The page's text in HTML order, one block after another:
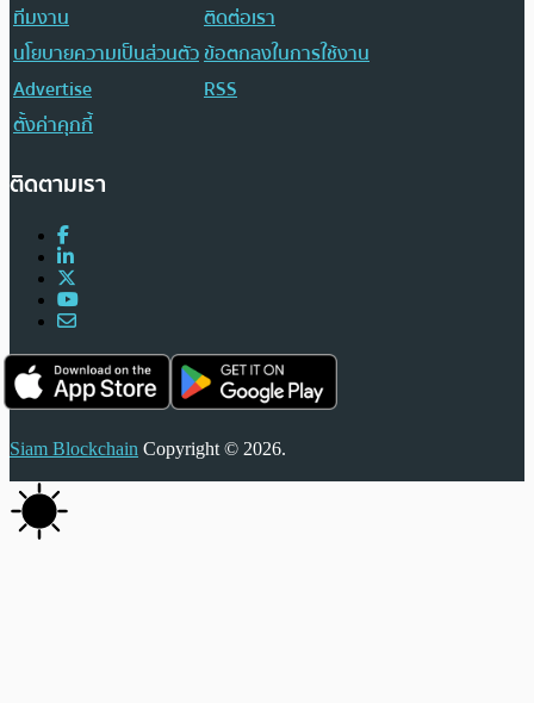
ทีมงาน
ติดต่อเรา
นโยบายความเป็นส่วนตัวข้อตกลงในการใช้งาน
Advertise
RSS
ตั้งค่าคุกกี้
ติดตามเรา
Siam Blockchain Copyright © 2026.